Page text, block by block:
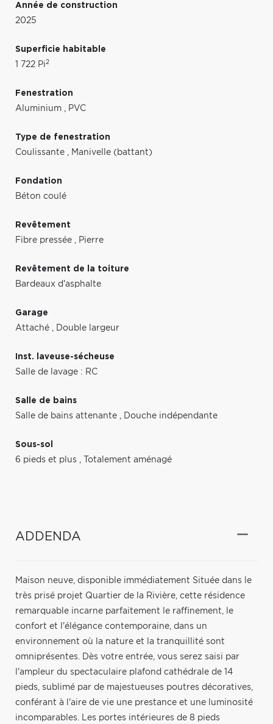
Année de construction
2025
Superficie habitable
1 722 Pi2
Fenestration
Aluminium , PVC
Type de fenestration
Coulissante , Manivelle (battant)
Fondation
Béton coulé
Revêtement
Fibre pressée , Pierre
Revêtement de la toiture
Bardeaux d'asphalte
Garage
Attaché , Double largeur
Inst. laveuse-sécheuse
Salle de lavage : RC
Salle de bains
Salle de bains attenante , Douche indépendante
Sous-sol
6 pieds et plus , Totalement aménagé
ADDENDA
Maison neuve, disponible immédiatement Située dans le
très prisé projet Quartier de la Rivière, cette résidence
remarquable incarne parfaitement le raffinement, le
confort et l'élégance contemporaine, dans un
environnement où la nature et la tranquillité sont
omniprésentes. Dès votre entrée, vous serez saisi par
l'ampleur du spectaculaire plafond cathédrale de 14
pieds, sublimé par de majestueuses poutres décoratives,
conférant à l'aire de vie une prestance et une luminosité
incomparables. Les portes intérieures de 8 pieds